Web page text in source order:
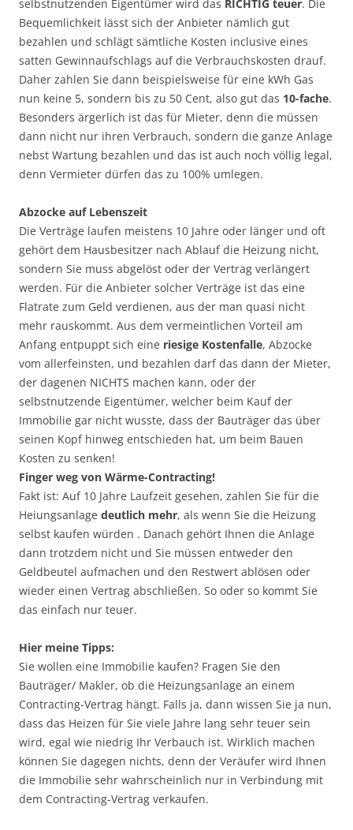
selbstnutzenden Eigentümer wird das RICHTIG teuer. Die
Bequemlichkeit lässt sich der Anbieter nämlich gut
bezahlen und schlägt sämtliche Kosten inclusive eines
satten Gewinnaufschlags auf die Verbrauchskosten drauf.
Daher zahlen Sie dann beispielsweise für eine kWh Gas
nun keine 5, sondern bis zu 50 Cent, also gut das 10-fache.
Besonders ärgerlich ist das für Mieter, denn die müssen
dann nicht nur ihren Verbrauch, sondern die ganze Anlage
nebst Wartung bezahlen und das ist auch noch völlig legal,
denn Vermieter dürfen das zu 100% umlegen.
Abzocke auf Lebenszeit
Die Verträge laufen meistens 10 Jahre oder länger und oft
gehört dem Hausbesitzer nach Ablauf die Heizung nicht,
sondern Sie muss abgelöst oder der Vertrag verlängert
werden. Für die Anbieter solcher Verträge ist das eine
Flatrate zum Geld verdienen, aus der man quasi nicht
mehr rauskommt. Aus dem vermeintlichen Vorteil am
Anfang entpuppt sich eine riesige Kostenfalle, Abzocke
vom allerfeinsten, und bezahlen darf das dann der Mieter,
der dagenen NICHTS machen kann, oder der
selbstnutzende Eigentümer, welcher beim Kauf der
Immobilie gar nicht wusste, dass der Bauträger das über
seinen Kopf hinweg entschieden hat, um beim Bauen
Kosten zu senken!
Finger weg von Wärme-Contracting!
Fakt ist: Auf 10 Jahre Laufzeit gesehen, zahlen Sie für die
Heiungsanlage deutlich mehr, als wenn Sie die Heizung
selbst kaufen würden . Danach gehört Ihnen die Anlage
dann trotzdem nicht und Sie müssen entweder den
Geldbeutel aufmachen und den Restwert ablösen oder
wieder einen Vertrag abschließen. So oder so kommt Sie
das einfach nur teuer.
Hier meine Tipps:
Sie wollen eine Immobilie kaufen? Fragen Sie den
Bauträger/ Makler, ob die Heizungsanlage an einem
Contracting-Vertrag hängt. Falls ja, dann wissen Sie ja nun,
dass das Heizen für Sie viele Jahre lang sehr teuer sein
wird, egal wie niedrig Ihr Verbauch ist. Wirklich machen
können Sie dagegen nichts, denn der Veräufer wird Ihnen
die Immobilie sehr wahrscheinlich nur in Verbindung mit
dem Contracting-Vertrag verkaufen.